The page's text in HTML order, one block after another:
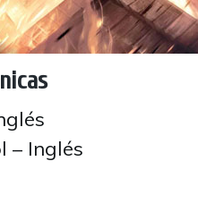
– Inglés